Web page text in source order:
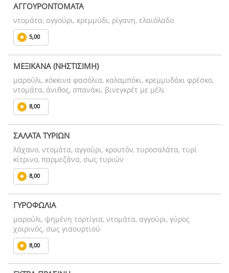
ΑΓΓΟΥΡΟΝΤΟΜΑΤΑ
ντομάτα, αγγούρι, κρεμμύδι, ρίγανη, ελαιόλαδο
5,00
ΜΕΞΙΚΑΝΑ (ΝΗΣΤΙΣΙΜΗ)
μαρούλι, κόκκινα φασόλια, καλαμπόκι, κρεμμυδάκι φρέσκο,
ντομάτα, άνιθος, σπανάκι, βινεγκρέτ με μέλι
8,00
ΣΑΛΑΤΑ ΤΥΡΙΩΝ
λάχανο, ντομάτα, αγγούρι, κρουτόν, τυροσαλάτα, τυρί
κίτρινο, παρμεζάνα, σως τυριών
8,00
ΓΥΡΟΦΩΛΙΑ
μαρούλι, ψημένη τορτίγια, ντομάτα, αγγούρι, γύρος
χοιρινός, σως γιαουρτιού
8,00